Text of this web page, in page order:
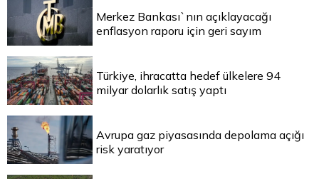
Merkez Bankası`nın açıklayacağı
enflasyon raporu için geri sayım
Türkiye, ihracatta hedef ülkelere 94
milyar dolarlık satış yaptı
Avrupa gaz piyasasında depolama açığı
risk yaratıyor